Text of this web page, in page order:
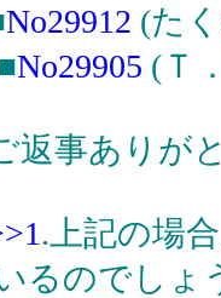
No29912 (た
No29905 (Ｔ
返事ありが
.上記の場
るのでしょ